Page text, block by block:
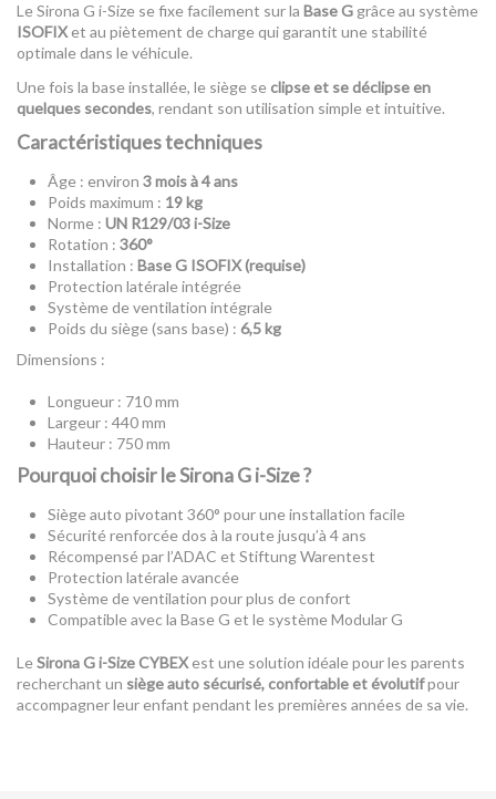
Le Sirona G i-Size se fixe facilement sur la Base G grâce au système
ISOFIXet au piètement de charge qui garantit une stabilité
optimale dans le véhicule.
Une fois la base installée, le siège se clipse et se déclipse en
quelques secondes, rendant son utilisation simple et intuitive.
Caractéristiques techniques
Âge : environ 3 mois à 4 ans
Poids maximum : 19 kg
Norme : UN R129/03 i-Size
Rotation : 360°
Installation : Base G ISOFIX (requise)
Protection latérale intégrée
Système de ventilation intégrale
Poids du siège (sans base) : 6,5 kg
Dimensions :
Longueur : 710 mm
Largeur : 440 mm
Hauteur : 750 mm
Pourquoi choisir le Sirona G i-Size ?
Siège auto pivotant 360° pour une installation facile
Sécurité renforcée dos à la route jusqu’à 4 ans
Récompensé par l’ADAC et Stiftung Warentest
Protection latérale avancée
Système de ventilation pour plus de confort
Compatible avec la Base G et le système Modular G
LeSirona G i-Size CYBEXest une solution idéale pour les parents
recherchant un siège auto sécurisé, confortable et évolutifpour
accompagner leur enfant pendant les premières années de sa vie.